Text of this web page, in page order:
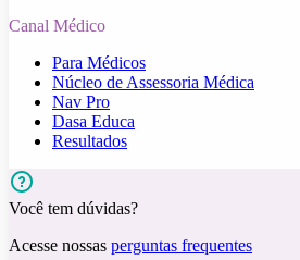
Canal Médico
Para Médicos
Núcleo de Assessoria Médica
Nav Pro
Dasa Educa
Resultados
Você tem dúvidas?
Acesse nossas perguntas frequentes